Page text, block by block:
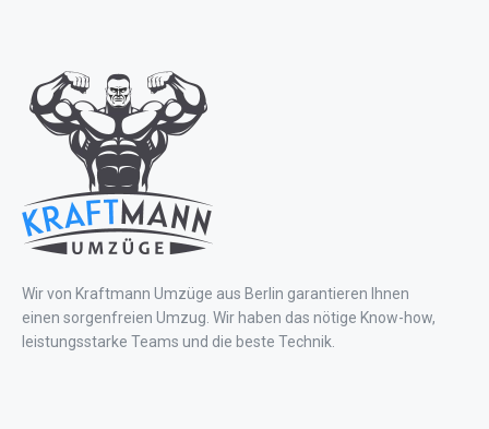
Wir von Kraftmann Umzüge aus Berlin garantieren Ihnen
einen sorgenfreien Umzug. Wir haben das nötige Know-how,
leistungsstarke Teams und die beste Technik.